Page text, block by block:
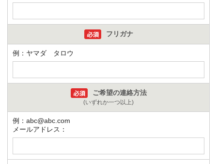
フリガナ
例：ヤマダ タロウ
ご希望の連絡方法
(いずれか一つ以上)
例：abc@abc.com
メールアドレス：